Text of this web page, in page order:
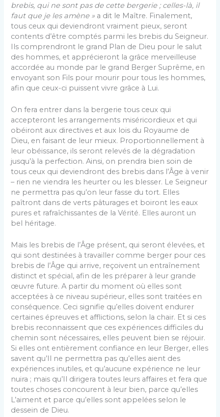
brebis, qui ne sont pas de cette bergerie ; celles-là, il
faut que je les amène » a dit le Maître. Finalement,
tous ceux qui deviendront vraiment pieux, seront
contents d’être comptés parmi les brebis du Seigneur.
Ils comprendront le grand Plan de Dieu pour le salut
des hommes, et apprécieront la grâce merveilleuse
accordée au monde par le grand Berger Suprême, en
envoyant son Fils pour mourir pour tous les hommes,
afin que ceux-ci puissent vivre grâce à Lui.
On fera entrer dans la bergerie tous ceux qui
accepteront les arrangements miséricordieux et qui
obéiront aux directives et aux lois du Royaume de
Dieu, en faisant de leur mieux. Proportionnellement à
leur obéissance, ils seront relevés de la dégradation
jusqu’à la perfection. Ainsi, on prendra bien soin de
tous ceux qui deviendront des brebis dans l’Âge à venir
– rien ne viendra les heurter ou les blesser. Le Seigneur
ne permettra pas qu’on leur fasse du tort. Elles
paîtront dans de verts pâturages et boiront les eaux
pures et rafraîchissantes de la Vérité. Elles auront un
bel héritage.
Mais les brebis de l’Âge présent, qui seront élevées, et
qui sont destinées à travailler comme berger pour ces
brebis de l’Âge qui arrive, reçoivent un entraînement
distinct et spécial, afin de les préparer à leur grande
œuvre future. A partir du moment où elles sont
acceptées à ce niveau supérieur, elles sont traitées en
conséquence. Ceci signifie qu’elles doivent endurer
certaines épreuves et afflictions, selon la chair. Et si ces
brebis reconnaissent que ces expériences difficiles du
chemin sont nécessaires, elles peuvent bien se réjouir.
Si elles ont entièrement confiance en leur Berger, elles
savent qu’Il ne permettra pas qu’elles aient des
expériences inutiles, et qu’aucune expérience ne leur
nuira ; mais qu’Il dirigera toutes leurs affaires et fera que
toutes choses concourent à leur bien, parce qu’elles
L’aiment et parce qu’elles sont appelées selon le
dessein de Dieu.